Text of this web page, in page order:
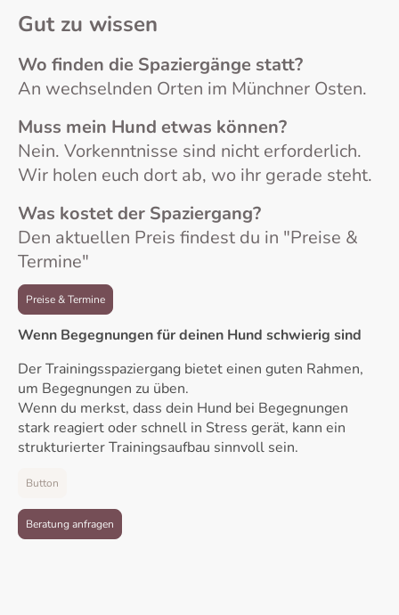
Gut zu wissen
Wo finden die Spaziergänge statt?
An wechselnden Orten im Münchner Osten.
Muss mein Hund etwas können?
Nein. Vorkenntnisse sind nicht erforderlich.
Wir holen euch dort ab, wo ihr gerade steht.
Was kostet der Spaziergang?
Den aktuellen Preis findest du in "Preise &
Termine"
Preise & Termine
Wenn Begegnungen für deinen Hund schwierig sind
Der Trainingsspaziergang bietet einen guten Rahmen,
um Begegnungen zu üben.
Wenn du merkst, dass dein Hund bei Begegnungen
stark reagiert oder schnell in Stress gerät, kann ein
strukturierter Trainingsaufbau sinnvoll sein.
Button
Beratung anfragen